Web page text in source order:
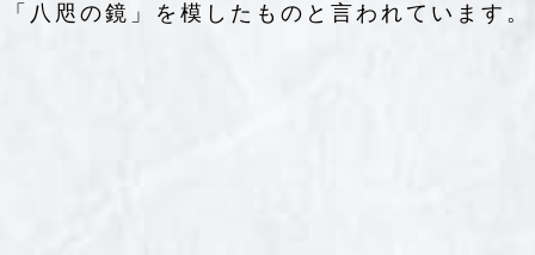
「八咫の鏡」を模したものと言われています。